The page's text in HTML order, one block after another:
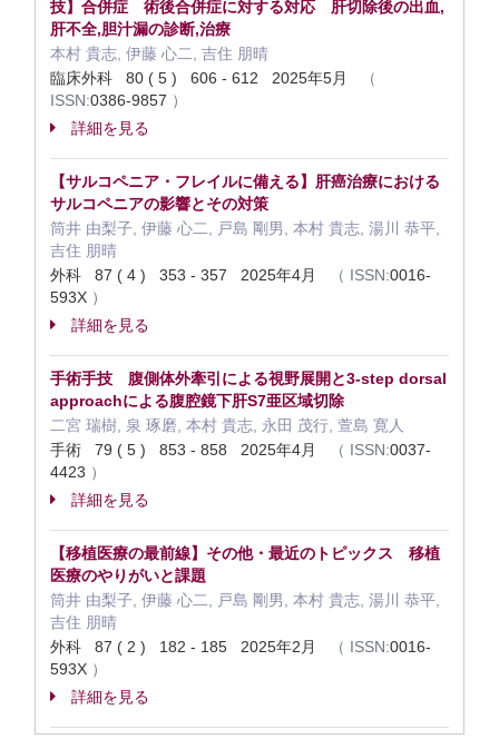
技】合併症 術後合併症に対する対応 肝切除後の出血,
肝不全,胆汁漏の診断,治療
本村 貴志, 伊藤 心二, 吉住 朋晴
臨床外科 80 ( 5 ) 606 - 612 2025年5月
（
ISSN:0386-9857 ）
詳細を見る
【サルコペニア・フレイルに備える】肝癌治療における
サルコペニアの影響とその対策
筒井 由梨子, 伊藤 心二, 戸島 剛男, 本村 貴志, 湯川 恭平,
吉住 朋晴
外科 87 ( 4 ) 353 - 357 2025年4月
（ ISSN:0016-
593X ）
詳細を見る
手術手技 腹側体外牽引による視野展開と3-step dorsal
approachによる腹腔鏡下肝S7亜区域切除
二宮 瑞樹, 泉 琢磨, 本村 貴志, 永田 茂行, 萱島 寛人
手術 79 ( 5 ) 853 - 858 2025年4月
（ ISSN:0037-
4423 ）
詳細を見る
【移植医療の最前線】その他・最近のトピックス 移植
医療のやりがいと課題
筒井 由梨子, 伊藤 心二, 戸島 剛男, 本村 貴志, 湯川 恭平,
吉住 朋晴
外科 87 ( 2 ) 182 - 185 2025年2月
（ ISSN:0016-
593X ）
詳細を見る